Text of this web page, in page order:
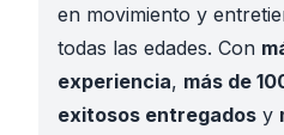
en movimiento y
todas las edades. Con
experiencia, más de
exitosos entregados y